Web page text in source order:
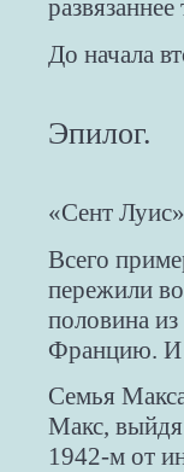
До начала
Эпилог.
«Сент
Всего
пережили
половина
Францию. И
Семья
Макс,
1942-м от